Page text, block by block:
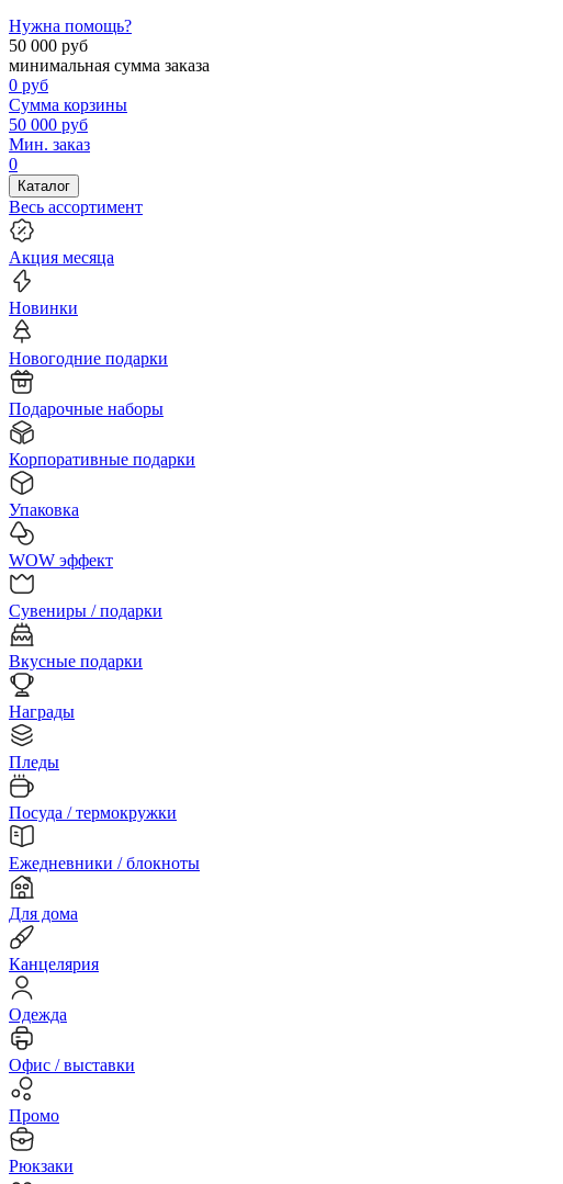
Нужна помощь?
50 000 руб
минимальная сумма заказа
0 руб
Сумма корзины
50 000 руб
Мин. заказ
0
Каталог
Весь ассортимент
Акция месяца
Новинки
Новогодние подарки
Подарочные наборы
Корпоративные подарки
Упаковка
WOW эффект
Сувениры / подарки
Вкусные подарки
Награды
Пледы
Посуда / термокружки
Ежедневники / блокноты
Для дома
Канцелярия
Одежда
Офис / выставки
Промо
Рюкзаки